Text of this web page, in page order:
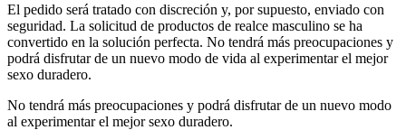
El pedido será tratado con discreción y, por supuesto, enviado con
seguridad. La solicitud de productos de realce masculino se ha
convertido en la solución perfecta. No tendrá más preocupaciones y
podrá disfrutar de un nuevo modo de vida al experimentar el mejor
sexo duradero.
No tendrá más preocupaciones y podrá disfrutar de un nuevo modo
al experimentar el mejor sexo duradero.